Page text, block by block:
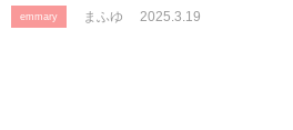
emmary まふゆ 2025.3.19